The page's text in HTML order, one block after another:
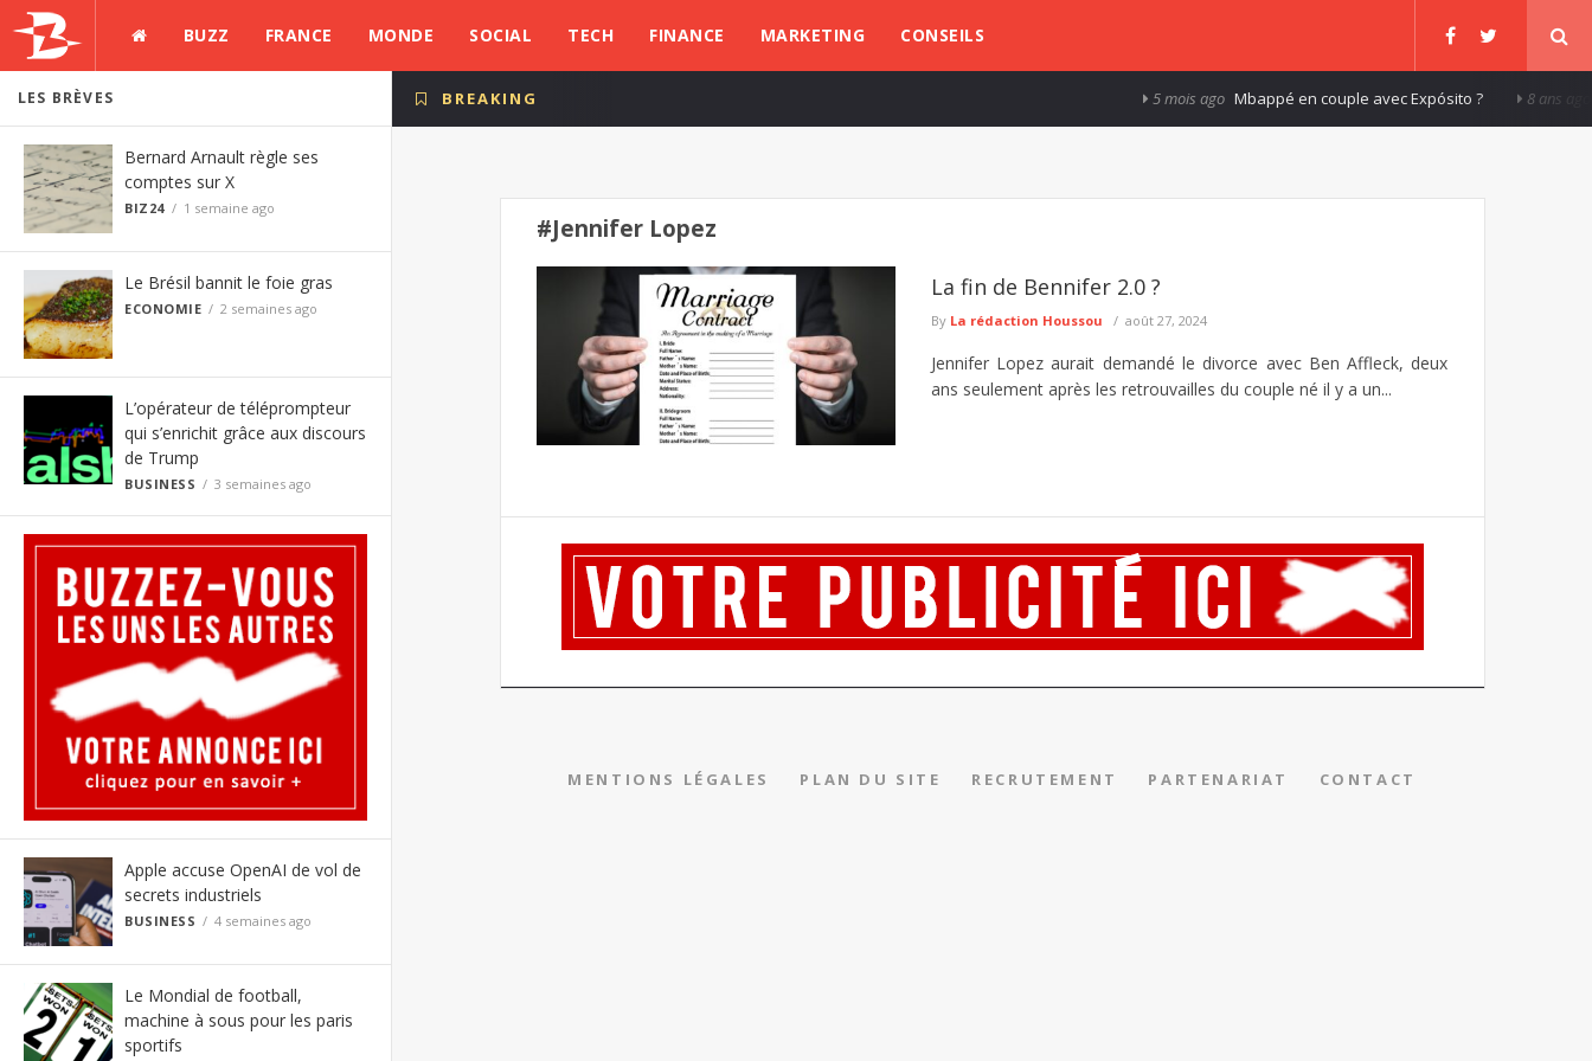
BUZZ FRANCE MONDE SOCIAL TECH FINANCE MARKETING CONSEILS
LES BRÈVES
Bernard Arnault règle ses
comptes sur X
BIZ24 1 semaine ago
Le Brésil bannit le foie gras
ECONOMIE 2 semaines ago
L’opérateur de téléprompteur
qui s’enrichit grâce aux discours
de Trump
BUSINESS 3 semaines ago
Apple accuse OpenAI de vol de
secrets industriels
BUSINESS 4 semaines ago
Le Mondial de football,
machine à sous pour les paris
sportifs
BREAKING 5 mois ago Mbappé en couple avec Expósito ? 8 ans ago
#Jennifer Lopez
La fin de Bennifer 2.0 ?
By La rédaction Houssou août 27, 2024
Jennifer Lopez aurait demandé le divorce avec Ben Affleck, deux
ans seulement après les retrouvailles du couple né il y a un...
MENTIONS LÉGALES PLAN DU SITE RECRUTEMENT PARTENARIAT CONTACT